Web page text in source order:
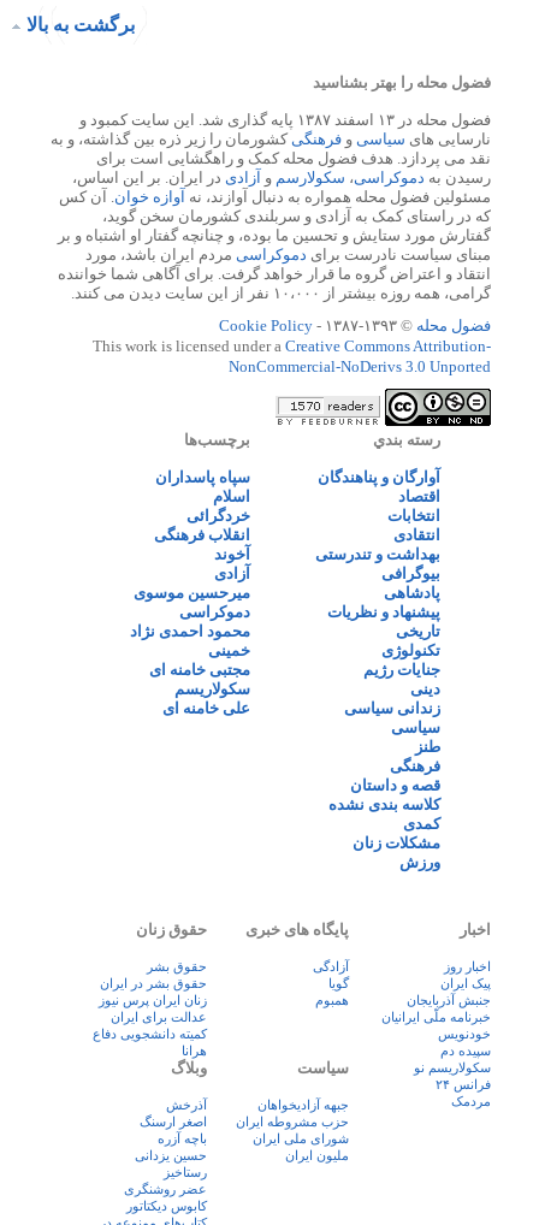
برگشت به بالا
فضول محله را بهتر بشناسید
فضول محله در ۱۳ اسفند ۱۳۸۷ پایه گذاری شد. این سایت کمبود و
نارسایی های سیاسی و فرهنگی کشورمان را زیر ذره بین گذاشته، و به
نقد می پردازد. هدف فضول محله کمک و راهگشایی است برای
رسیدن به دموکراسی، سکولارسم و آزادی در ایران. بر این اساس،
مسئولین فضول محله همواره به دنبال آوازند، نه آوازه خوان . آن کس
که در راستای کمک به آزادی و سربلندی کشورمان سخن گوید،
گفتارش مورد ستایش و تحسین ما بوده، و چنانچه گفتار او اشتباه و بر
مبنای سیاست نادرست برای دموکراسی مردم ایران باشد، مورد
انتقاد و اعتراض گروه ما قرار خواهد گرفت. برای آگاهی شما خواننده
گرامی، همه روزه بیشتر از ۱۰،۰۰۰ نفر از این سایت دیدن می کنند.
فضول محله © ۱۳۹۳-۱۳۸۷ -
Cookie Policy
This work is licensed under a Creative Commons Attribution-
NonCommercial-NoDerivs 3.0 Unported
رسته بندي
آوارگان و پناهندگان
اقتصاد
انتخابات
انتقادی
بهداشت و تندرستی
بیوگرافی
پادشاهی
پیشنهاد و نظریات
تاریخی
تکنولوژی
جنایات رژیم
دینی
زندانی سیاسی
سیاسی
طنز
فرهنگی
قصه و داستان
کلاسه بندی نشده
کمدی
مشکلات زنان
ورزش
برچسب‌ها
سپاه پاسداران
اسلام
خردگرائی
انقلاب فرهنگی
آخوند
آزادی
میرحسین موسوی
دموکراسی
محمود احمدی نژاد
خمینی
مجتبی خامنه ای
سکولاریسم
علی خامنه ای
اخبار
اخبار روز
پيک ايران
جنبش آذربایجان
خبرنامه ملّی ایرانیان
خودنویس
سپیده دم
سکولاریسم نو
فرانس ۲۴
مردمک
پایگاه های خبری
آزادگی
گویا
همبوم
حقوق زنان
حقوق بشر
حقوق بشر در ایران
زنان ايران پرس نيوز
عدالت برای ایران
کمیته دانشجویی دفاع
هرانا
سیاست
جبهه آزادیخواهان
حزب مشروطه ایران
شورای ملی ایران
ملیون ایران
وبلاگ
آذرخش
اصغر ارسنگ
باچه آزره
حسین یزدانی
رستاخیز
عضر روشنگری
کابوس دیکتاتور
کتاب‌های ممنوعه در